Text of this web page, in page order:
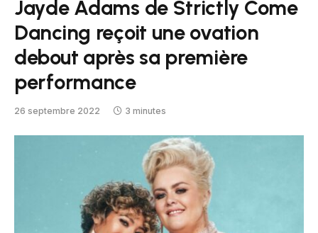
Jayde Adams de Strictly Come
Dancing reçoit une ovation
debout après sa première
performance
26 septembre 2022 3 minutes